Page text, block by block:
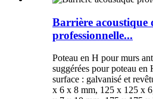
Barrière acoustique
professionnelle...
Poteau en H pour murs
suggérées pour poteau en
surface : galvanisé et
x 6 x 8 mm, 125 x 125 x